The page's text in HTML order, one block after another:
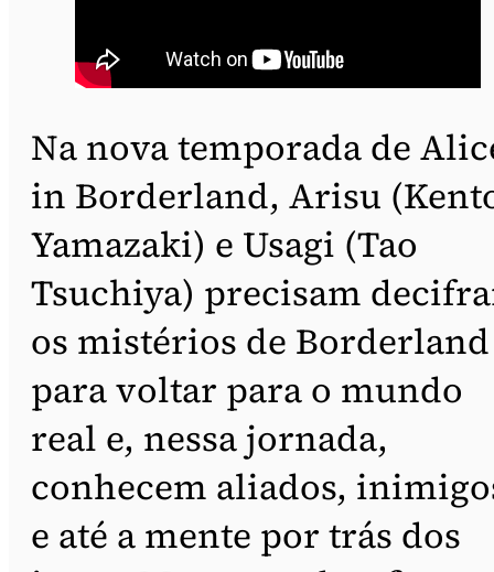
Na nova temporada de
in Borderland, Arisu
Yamazaki) e Usagi (Tao
Tsuchiya) precisam
os mistérios de Borderland
para voltar para o mundo
real e, nessa jornada,
conhecem aliados,
e até a mente por trás dos